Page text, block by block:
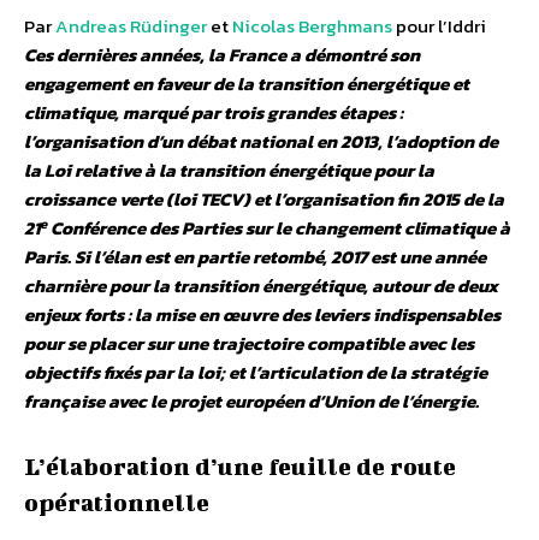
ParAndreas RüdingeretNicolas Berghmanspour l’Iddri
Ces dernières années, la France a démontré son
engagement en faveur de la transition énergétique et
climatique, marqué par trois grandes étapes :
l’organisation d’un débat national en 2013, l’adoption de
la Loi relative à la transition énergétique pour la
croissance verte (loi TECV) et l’organisation fin 2015 de la
21eConférence des Parties sur le changement climatique à
Paris. Si l’élan est en partie retombé, 2017 est une année
charnière pour la transition énergétique, autour de deux
enjeux forts : la mise en œuvre des leviers indispensables
pour se placer sur une trajectoire compatible avec les
objectifs fixés par la loi; et l’articulation de la stratégie
française avec le projet européen d’Union de l’énergie.
L’élaboration d’une feuille de route
opérationnelle